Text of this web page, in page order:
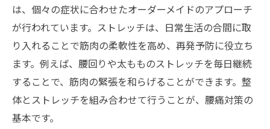
は、個々の症状に合わせたオーダーメイドのアプローチ
が行われています。ストレッチは、日常生活の合間に取
り入れることで筋肉の柔軟性を高め、再発予防に役立ち
ます。例えば、腰回りや太もものストレッチを毎日継続
することで、筋肉の緊張を和らげることができます。整
体とストレッチを組み合わせて行うことが、腰痛対策の
基本です。